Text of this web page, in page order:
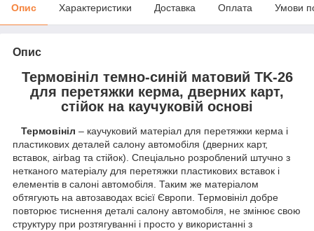
Опис Характеристики Доставка Оплата Умови
Опис
Термовініл темно-синій матовий TK-26
для перетяжки керма, дверних карт,
стійок на каучуковій основі
Термовініл – каучуковий матеріал для перетяжки керма і
пластикових деталей салону автомобіля (дверних карт,
вставок, airbag та стійок). Спеціально розроблений штучно з
нетканого матеріалу для перетяжки пластикових вставок і
елементів в салоні автомобіля. Таким же матеріалом
обтягують на автозаводах всієї Європи. Термовініл добре
повторює тиснення деталі салону автомобіля, не змінює свою
структуру при розтягуванні і просто у використанні з